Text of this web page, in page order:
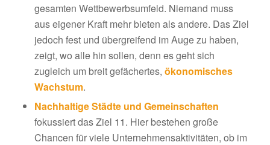
gesamten Wettbewerbsumfeld. Niemand muss
aus eigener Kraft mehr bieten als andere. Das Ziel
jedoch fest und übergreifend im Auge zu haben,
zeigt, wo alle hin sollen, denn es geht sich
zugleich um breit gefächertes, ökonomisches
Wachstum.
Nachhaltige Städte und Gemeinschaften
fokussiert das Ziel 11. Hier bestehen große
Chancen für viele Unternehmensaktivitäten, ob im